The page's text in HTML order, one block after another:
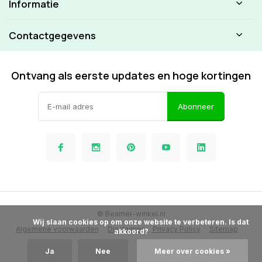
Informatie
Contactgegevens
Ontvang als eerste updates en hoge kortingen
Abonneer
Algemene voorwaarden Disclaimer Privacy Policy Sitemap
© Beamer-winkel.nl
akkoord?
Ja Nee Meer over cookies »